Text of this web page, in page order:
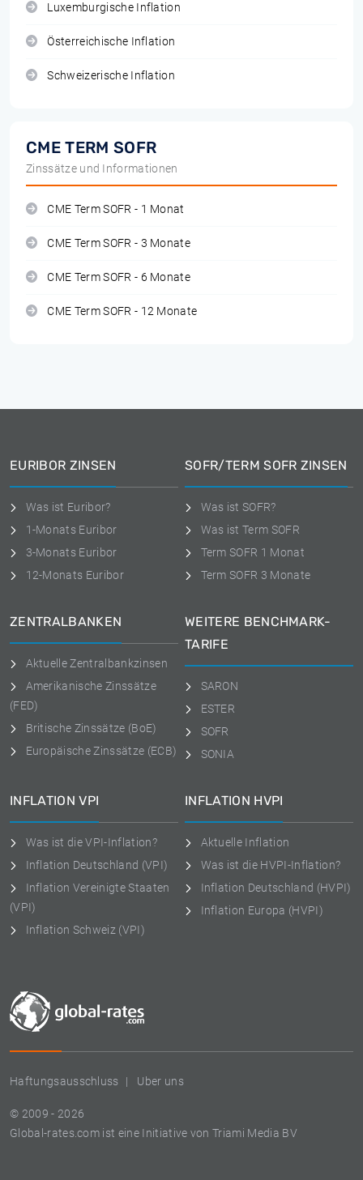
Luxemburgische Inflation
Österreichische Inflation
Schweizerische Inflation
CME TERM SOFR
Zinssätze und Informationen
CME Term SOFR - 1 Monat
CME Term SOFR - 3 Monate
CME Term SOFR - 6 Monate
CME Term SOFR - 12 Monate
Haftungsausschluss Uber uns
© 2009 - 2026
Global-rates.com ist eine Initiative von Triami Media BV
EURIBOR ZINSEN
Was ist Euribor?
1-Monats Euribor
3-Monats Euribor
12-Monats Euribor
SOFR/TERM SOFR ZINSEN
Was ist SOFR?
Was ist Term SOFR
Term SOFR 1 Monat
Term SOFR 3 Monate
ZENTRALBANKEN
Aktuelle Zentralbankzinsen
Amerikanische Zinssätze
(FED)
Britische Zinssätze (BoE)
Europäische Zinssätze (ECB)
WEITERE BENCHMARK-
TARIFE
SARON
ESTER
SOFR
SONIA
INFLATION VPI
Was ist die VPI-Inflation?
Inflation Deutschland (VPI)
Inflation Vereinigte Staaten
(VPI)
Inflation Schweiz (VPI)
INFLATION HVPI
Aktuelle Inflation
Was ist die HVPI-Inflation?
Inflation Deutschland (HVPI)
Inflation Europa (HVPI)